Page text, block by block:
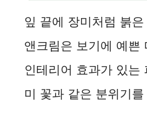
잎 끝에 장미처럼 붉
앤크림은 보기에 예쁜
인테리어 효과가 있는
미 꽃과 같은 분위기